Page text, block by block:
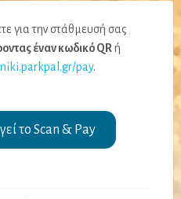
για την στάθμευσή σας
έναν κωδικό QR ή
pay.
το Scan & Pay